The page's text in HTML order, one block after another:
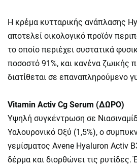
Η κρέμα κυτταρικής ανάπλασης
αποτελεί οικολογικό προϊόν
το οποίο περιέχει συστατικά
ποσοστό 91%, και κανένα ζωικής
διατίθεται σε επαναπληρούμενο
Vitamin Activ Cg Serum (ΔΩΡΟ)
Υψηλή συγκέντρωση σε
Υαλουρονικό Οξύ (1,5%), ο
γεμίσματος Avene Hyaluron Activ
δέρμα και διορθώνει τις ρυτίδες.